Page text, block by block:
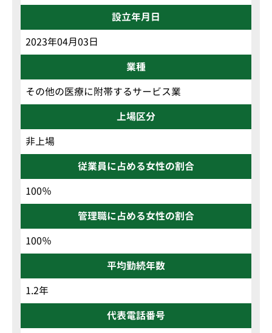
設立年月日
2023年04月03日
業種
その他の医療に附帯するサービス業
上場区分
非上場
従業員に占める女性の割合
100％
管理職に占める女性の割合
100％
平均勤続年数
1.2年
代表電話番号